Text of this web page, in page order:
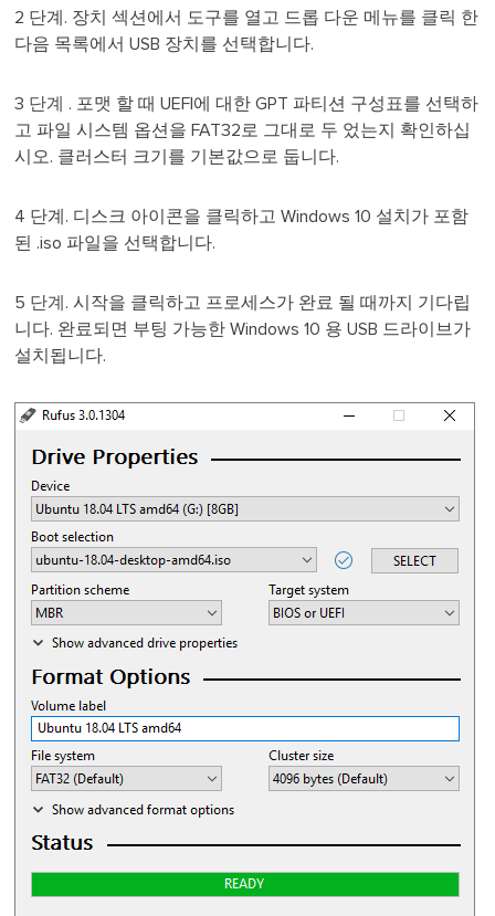
2 단계. 장치 섹션에서 도구를 열고 드롭 다운 메뉴를 클릭 한
다음 목록에서 USB 장치를 선택합니다.
3 단계 . 포맷 할 때 UEFI에 대한 GPT 파티션 구성표를 선택하
고 파일 시스템 옵션을 FAT32로 그대로 두 었는지 확인하십
시오. 클러스터 크기를 기본값으로 둡니다.
4 단계. 디스크 아이콘을 클릭하고 Windows 10 설치가 포함
된 .iso 파일을 선택합니다.
5 단계 . 시작을 클릭하고 프로세스가 완료 될 때까지 기다립
니다. 완료되면 부팅 가능한 Windows 10 용 USB 드라이브가
설치됩니다.